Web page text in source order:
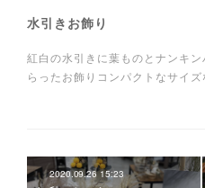
水引きお飾り
紅白の水引きに葉ものとナンキン
らったお飾りコンパクトなサイズ
2020.09.26 15:23